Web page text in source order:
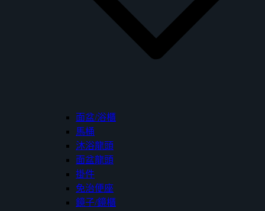
面盆/浴櫃
馬桶
沐浴龍頭
面盆龍頭
掛件
免治便座
鏡子/鏡櫃